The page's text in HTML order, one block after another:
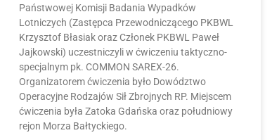
Państwowej Komisji Badania Wypadków
Lotniczych (Zastępca Przewodniczącego PKBWL
Krzysztof Błasiak oraz Członek PKBWL Paweł
Jajkowski) uczestniczyli w ćwiczeniu taktyczno-
specjalnym pk. COMMON SAREX-26.
Organizatorem ćwiczenia było Dowództwo
Operacyjne Rodzajów Sił Zbrojnych RP. Miejscem
ćwiczenia była Zatoka Gdańska oraz południowy
rejon Morza Bałtyckiego.